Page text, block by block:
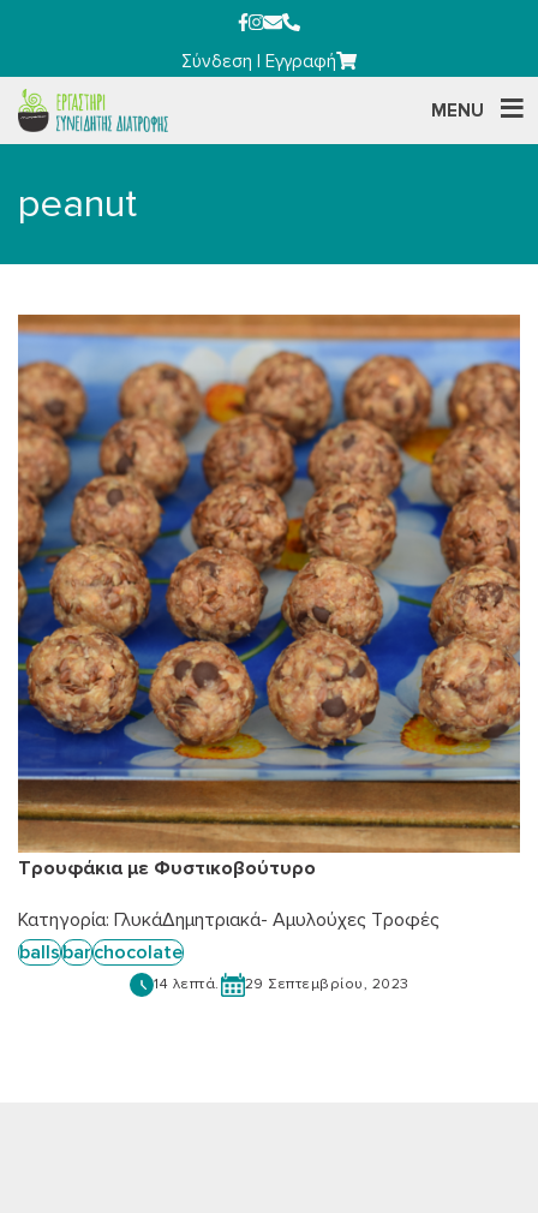
Σύνδεση |Εγγραφή
MENU
peanut
Τρουφάκια με Φυστικοβούτυρο
Κατηγορία: ΓλυκάΔημητριακά- Αμυλούχες Τροφές
ballsbarchocolate
14 λεπτά. 29 Σεπτεμβρίου, 2023